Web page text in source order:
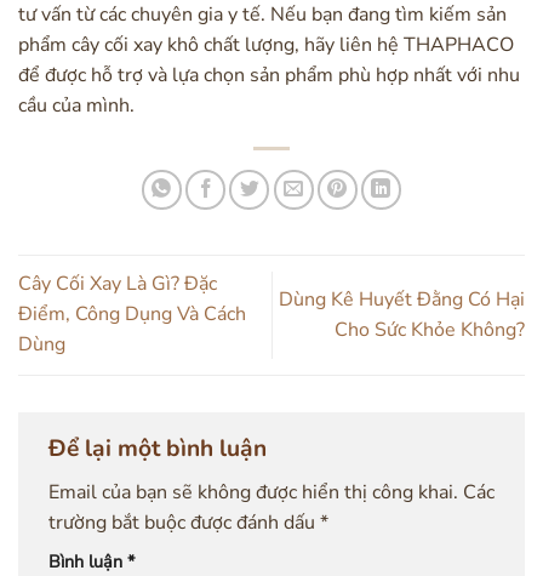
tư vấn từ các chuyên gia y tế. Nếu bạn đang tìm kiếm sản
phẩm cây cối xay khô chất lượng, hãy liên hệ THAPHACO
để được hỗ trợ và lựa chọn sản phẩm phù hợp nhất với nhu
cầu của mình.
Cây Cối Xay Là Gì? Đặc
Điểm, Công Dụng Và Cách
Dùng
Dùng Kê Huyết Đằng Có Hại
Cho Sức Khỏe Không?
Để lại một bình luận
Email của bạn sẽ không được hiển thị công khai. Các
trường bắt buộc được đánh dấu *
Bình luận *